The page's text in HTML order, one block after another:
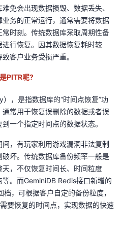
免会出现数据损毁、数据丢失、
务的正常运行，通常需要将数据
时刻。传统数据库采取周期性备
行恢复。因其数据恢复耗时较
客户业务受损严重。
PITR呢?
），是指数据库的“时间点恢复”功
常用于恢复误删除的数据或者误
一个指定时间点的数据状态。
，有玩家利用游戏漏洞非法复制
坏。传统数据库备份频率一般是
，不仅恢复时间长、时间粒度
等。而GeminiDB Redis接口新增的
，可根据客户自定的备份粒度，
要恢复的时间点，实现数据的快速